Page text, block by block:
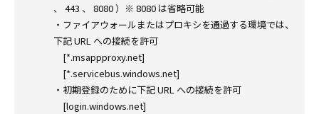
、 443 、 8080 ）※ 8080 は省略可能
・ファイアウォールまたはプロキシを通過する環境では、
下記 URL への接続を許可
[*.msappproxy.net]
[*.servicebus.windows.net]
・初期登録のために下記 URL への接続を許可
[login.windows.net]